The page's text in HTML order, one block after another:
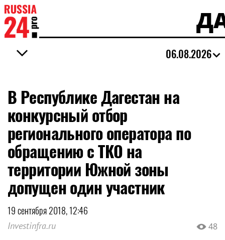
06.08.2026
В Республике Дагестан на
конкурсный отбор
регионального оператора по
обращению с ТКО на
территории Южной зоны
допущен один участник
19 сентября 2018, 12:46
Investinfra.ru 48